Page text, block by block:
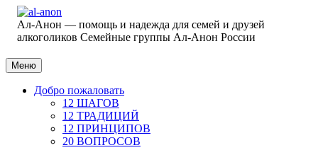
Ал-Анон — помощь и надежда для семей и друзей
алкоголиков Семейные группы Ал-Анон России
Меню
Добро пожаловать
12 ШАГОВ
12 ТРАДИЦИЙ
12 ПРИНЦИПОВ
20 ВОПРОСОВ